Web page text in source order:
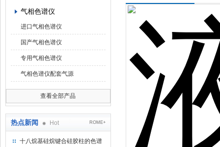
气相色谱仪
进口气相色谱仪
国产气相色谱仪
专用气相色谱仪
气相色谱仪配套气源
查看全部产品
热点新闻 Hot ROME+
十八烷基硅烷键合硅胶柱的色谱